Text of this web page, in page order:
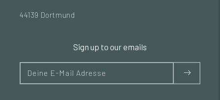
44139 Dortmund
Sign up to our emails
Deine E-Mail Adresse